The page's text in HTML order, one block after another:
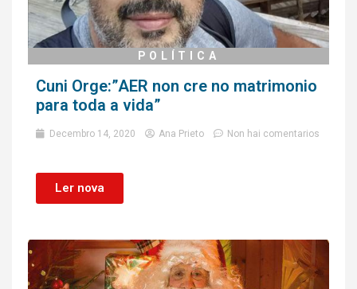
POLÍTICA
Cuni Orge:”AER non cre no matrimonio
para toda a vida”
Decembro 14, 2020 Ana Prieto Non hai comentarios
Ler nova